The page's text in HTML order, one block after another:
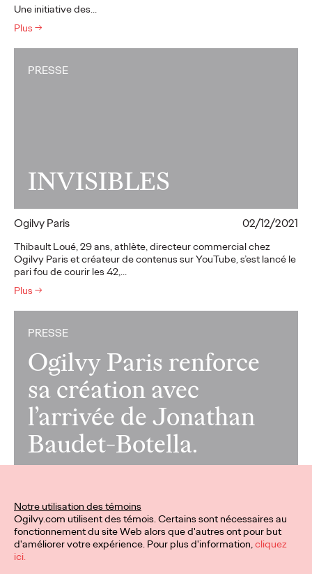
Une initiative des…
Plus →
PRESSE
INVISIBLES
Ogilvy Paris 02/12/2021
Thibault Loué, 29 ans, athlète, directeur commercial chez
Ogilvy Paris et créateur de contenus sur YouTube, s’est lancé le
pari fou de courir les 42,…
Plus →
PRESSE
Ogilvy Paris renforce
sa création avec
l’arrivée de Jonathan
Baudet-Botella.
Ogilvy Paris a le plaisir d’annoncer l’arrivée de Jonathan
Baudet-Botella en tant que directeur artistique senior. Il vient
former un duo avec Linnéa…
Plus
Notre utilisation des témoins
Ogilvy.com utilisent des témois. Certains sont nécessaires au
fonctionnement du site Web alors que d'autres ont pour but
d'améliorer votre expérience. Pour plus d'information,cliquez
ici.